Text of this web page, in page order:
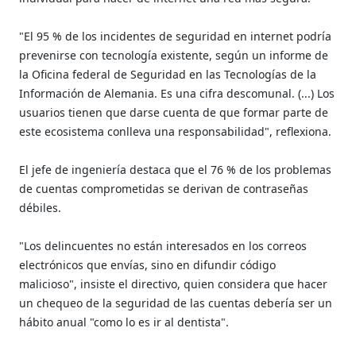
"El 95 % de los incidentes de seguridad en internet podría
prevenirse con tecnología existente, según un informe de
la Oficina federal de Seguridad en las Tecnologías de la
Información de Alemania. Es una cifra descomunal. (...) Los
usuarios tienen que darse cuenta de que formar parte de
este ecosistema conlleva una responsabilidad", reflexiona.
El jefe de ingeniería destaca que el 76 % de los problemas
de cuentas comprometidas se derivan de contraseñas
débiles.
"Los delincuentes no están interesados en los correos
electrónicos que envías, sino en difundir código
malicioso", insiste el directivo, quien considera que hacer
un chequeo de la seguridad de las cuentas debería ser un
hábito anual "como lo es ir al dentista".